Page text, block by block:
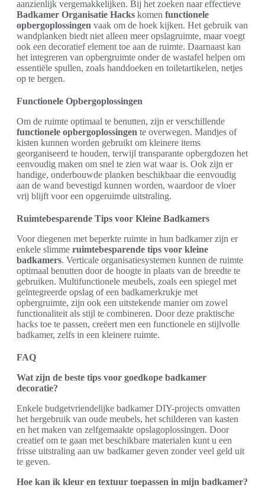
aanzienlijk vergemakkelijken. Bij het zoeken naar effectieve
Badkamer Organisatie Hacks komen functionele
opbergoplossingen vaak om de hoek kijken. Het gebruik van
wandplanken biedt niet alleen meer opslagruimte, maar voegt
ook een decoratief element toe aan de ruimte. Daarnaast kan
het integreren van opbergruimte onder de wastafel helpen om
essentiële spullen, zoals handdoeken en toiletartikelen, netjes
op te bergen.
Functionele Opbergoplossingen
Om de ruimte optimaal te benutten, zijn er verschillende
functionele opbergoplossingen te overwegen. Mandjes of
kisten kunnen worden gebruikt om kleinere items
georganiseerd te houden, terwijl transparante opbergdozen het
eenvoudig maken om snel te zien wat waar is. Ook zijn er
handige, onderbouwde planken beschikbaar die eenvoudig
aan de wand bevestigd kunnen worden, waardoor de vloer
vrij blijft voor een opgeruimde uitstraling.
Ruimtebesparende Tips voor Kleine Badkamers
Voor diegenen met beperkte ruimte in hun badkamer zijn er
enkele slimme ruimtebesparende tips voor kleine
badkamers. Verticale organisatiesystemen kunnen de ruimte
optimaal benutten door de hoogte in plaats van de breedte te
gebruiken. Multifunctionele meubels, zoals een spiegel met
geïntegreerde opslag of een badkamerkrukje met
opbergruimte, zijn ook een uitstekende manier om zowel
functionaliteit als stijl te combineren. Door deze praktische
hacks toe te passen, creëert men een functionele en stijlvolle
badkamer, zelfs in een kleinere ruimte.
FAQ
Wat zijn de beste tips voor goedkope badkamer
decoratie?
Enkele budgetvriendelijke badkamer DIY-projects omvatten
het hergebruik van oude meubels, het schilderen van kasten
en het maken van zelfgemaakte opslagoplossingen. Door
creatief om te gaan met beschikbare materialen kunt u een
frisse uitstraling aan uw badkamer geven zonder veel geld uit
te geven.
Hoe kan ik kleur en textuur toepassen in mijn badkamer?